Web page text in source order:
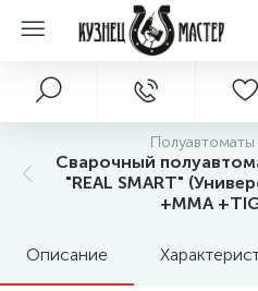
Сварочный
"REAL SMART"
+MMA
Описание